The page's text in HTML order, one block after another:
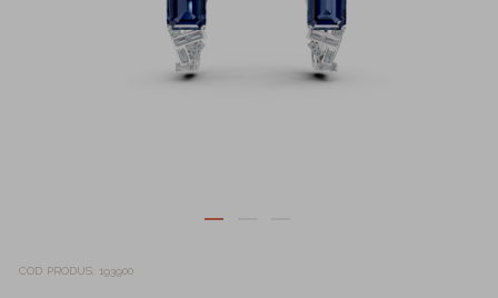
COD PRODUS 193900